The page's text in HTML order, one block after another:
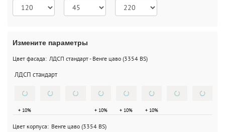
Измените параметры
Цвет фасада: ЛДСП стандарт- Венге цаво (3354 BS)
ЛДСП стандарт
+ 10% + 10% + 10% + 10%
Цвет корпуса: Венге цаво (3354 BS)